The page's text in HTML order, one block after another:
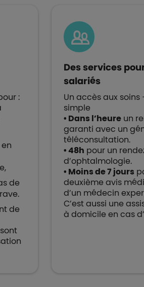
:
de
de
Des services
salariés
Un accès aux
simple
• Dans l’heure un
garanti avec un
téléconsultation.
• 48h pour un
d’ophtalmologie.
• Moins de 7 jours
deuxième avis
d’un médecin
C’est aussi une
à domicile en cas